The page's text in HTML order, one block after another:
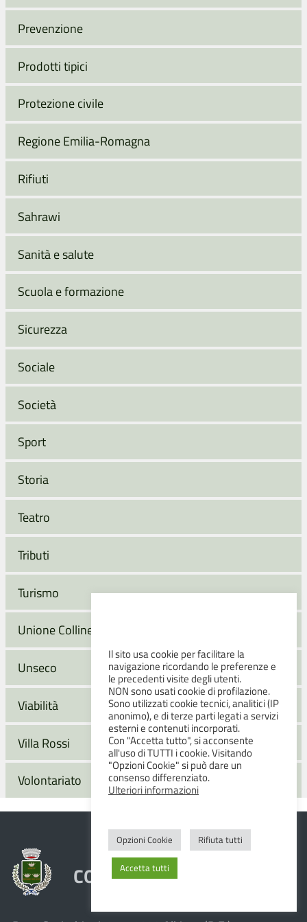
Prevenzione
Prodotti tipici
Protezione civile
Regione Emilia-Romagna
Rifiuti
Sahrawi
Sanità e salute
Scuola e formazione
Sicurezza
Sociale
Società
Sport
Storia
Teatro
Tributi
Turismo
Unione Colline Matildiche
Unseco
Viabilità
Villa Rossi
Volontariato
COMUNE DI ALBINEA
Il sito usa cookie per facilitare la
navigazione ricordando le preferenze e
le precedenti visite degli utenti.
NON sono usati cookie di profilazione.
Sono utilizzati cookie tecnici, analitici (IP
anonimo), e di terze parti legati a servizi
esterni e contenuti incorporati.
Con "Accetta tutto", si acconsente
all'uso di TUTTI i cookie. Visitando
"Opzioni Cookie" si può dare un
consenso differenziato.
Ulteriori informazioni
Opzioni Cookie Rifiuta tutti
Accetta tutti